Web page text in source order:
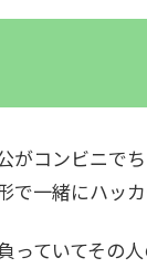
がコンビニで
一緒にハッ
ていてその